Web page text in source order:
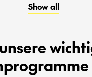
Show all